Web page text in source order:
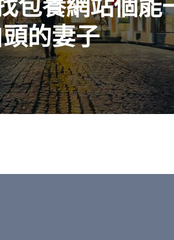
包養網站個能
的妻子